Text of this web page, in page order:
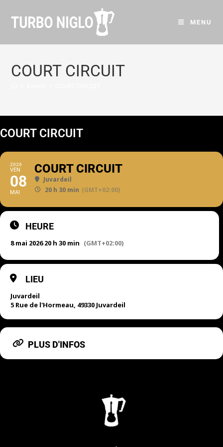
MENU
COURT CIRCUIT
COURT CIRCUIT
2026
VEN
08
MAI
COURT CIRCUIT
Juvardeil
20 h 30 min (GMT+02:00)
HEURE
8 mai 2026 20 h 30 min (GMT+02:00)
LIEU
Juvardeil
5 Rue de l'Hormeau, 49330 Juvardeil
PLUS D'INFOS